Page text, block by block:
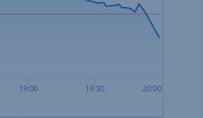
19:00 19:30 20:00